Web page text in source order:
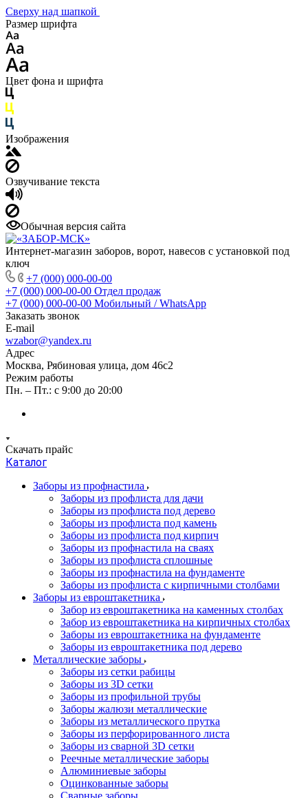
Сверху над шапкой
Размер шрифта
Цвет фона и шрифта
Изображения
Озвучивание текста
Обычная версия сайта
Интернет-магазин заборов, ворот, навесов с установкой под
ключ
+7 (000) 000-00-00
+7 (000) 000-00-00 Отдел продаж
+7 (000) 000-00-00 Мобильный / WhatsApp
Заказать звонок
E-mail
wzabor@yandex.ru
Адрес
Москва, Рябиновая улица, дом 46с2
Режим работы
Пн. – Пт.: с 9:00 до 20:00
Скачать прайс
Каталог
Заборы из профнастила
Заборы из профлиста для дачи
Заборы из профлиста под дерево
Заборы из профлиста под камень
Заборы из профлиста под кирпич
Заборы из профнастила на сваях
Заборы из профлиста сплошные
Заборы из профнастила на фундаменте
Заборы из профлиста с кирпичными столбами
Заборы из евроштакетника
Забор из евроштакетника на каменных столбах
Забор из евроштакетника на кирпичных столбах
Заборы из евроштакетника на фундаменте
Заборы из евроштакетника под дерево
Металлические заборы
Заборы из сетки рабицы
Заборы из 3D сетки
Заборы из профильной трубы
Заборы жалюзи металлические
Заборы из металлического прутка
Заборы из перфорированного листа
Заборы из сварной 3D сетки
Реечные металлические заборы
Алюминиевые заборы
Оцинкованные заборы
Сварные заборы